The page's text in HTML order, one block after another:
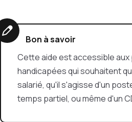
Bon à savoir
Cette aide est accessible
handicapées qui souhaitent
salarié, qu'il s'agisse d'un
temps partiel, ou même d'un